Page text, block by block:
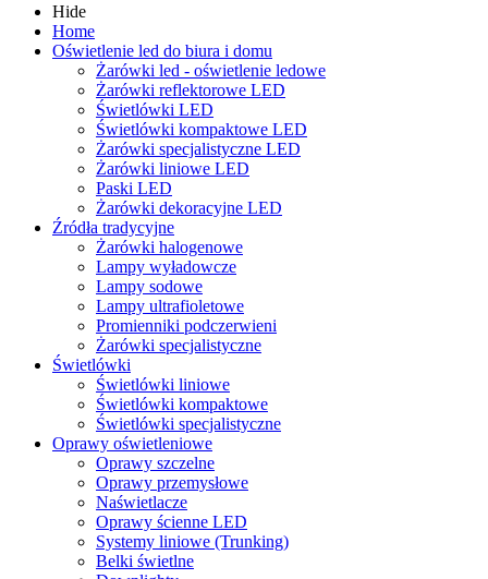
Hide
Home
Oświetlenie led do biura i domu
Żarówki led - oświetlenie ledowe
Żarówki reflektorowe LED
Świetlówki LED
Świetlówki kompaktowe LED
Żarówki specjalistyczne LED
Żarówki liniowe LED
Paski LED
Żarówki dekoracyjne LED
Źródła tradycyjne
Żarówki halogenowe
Lampy wyładowcze
Lampy sodowe
Lampy ultrafioletowe
Promienniki podczerwieni
Żarówki specjalistyczne
Świetlówki
Świetlówki liniowe
Świetlówki kompaktowe
Świetlówki specjalistyczne
Oprawy oświetleniowe
Oprawy szczelne
Oprawy przemysłowe
Naświetlacze
Oprawy ścienne LED
Systemy liniowe (Trunking)
Belki świetlne